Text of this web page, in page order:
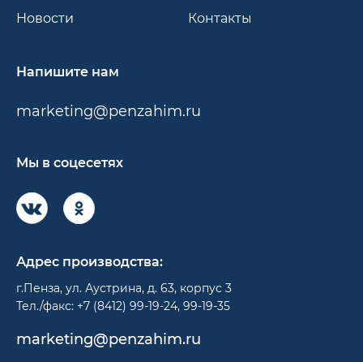
Новости Контакты
Напишите нам
marketing@penzahim.ru
Мы в соцесетях
Адрес производства:
г.Пенза, ул. Аустрина, д. 63, корпус 3
Тел./факс: +7 (8412) 99-19-24, 99-19-35
marketing@penzahim.ru